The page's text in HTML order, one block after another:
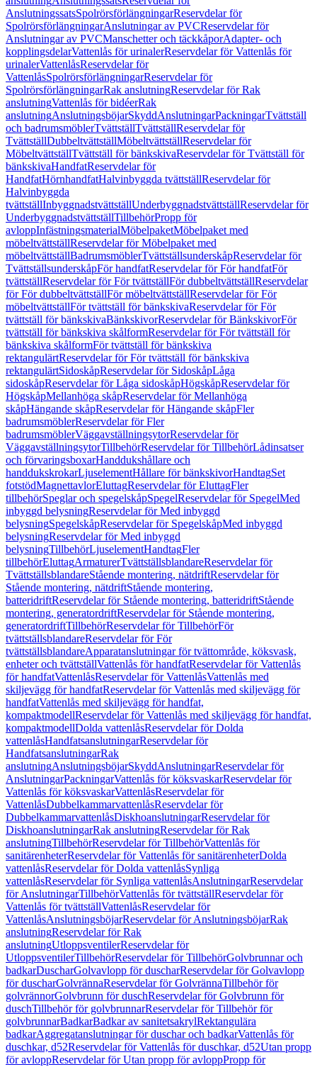
AnslutningssatsSpolrörsförlängningarReservdelar för
SpolrörsförlängningarAnslutningar av PVCReservdelar för
Anslutningar av PVCManschetter och täckkåporAdapter- och
kopplingsdelarVattenlås för urinalerReservdelar för Vattenlås för
urinalerVattenlåsReservdelar för
VattenlåsSpolrörsförlängningarReservdelar för
SpolrörsförlängningarRak anslutningReservdelar för Rak
anslutningVattenlås för bidéerRak
anslutningAnslutningsböjarSkyddAnslutningarPackningarTvättställ
och badrumsmöblerTvättställTvättställReservdelar för
TvättställDubbeltvättställMöbeltvättställReservdelar för
MöbeltvättställTvättställ för bänkskivaReservdelar för Tvättställ för
bänkskivaHandfatReservdelar för
HandfatHörnhandfatHalvinbyggda tvättställReservdelar för
Halvinbyggda
tvättställInbyggnadstvättställUnderbyggnadstvättställReservdelar för
UnderbyggnadstvättställTillbehörPropp för
avloppInfästningsmaterialMöbelpaketMöbelpaket med
möbeltvättställReservdelar för Möbelpaket med
möbeltvättställBadrumsmöblerTvättställsunderskåpReservdelar för
TvättställsunderskåpFör handfatReservdelar för För handfatFör
tvättställReservdelar för För tvättställFör dubbeltvättställReservdelar
för För dubbeltvättställFör möbeltvättställReservdelar för För
möbeltvättställFör tvättställ för bänkskivaReservdelar för För
tvättställ för bänkskivaBänkskivorReservdelar för BänkskivorFör
tvättställ för bänkskiva skålformReservdelar för För tvättställ för
bänkskiva skålformFör tvättställ för bänkskiva
rektangulärtReservdelar för För tvättställ för bänkskiva
rektangulärtSidoskåpReservdelar för SidoskåpLåga
sidoskåpReservdelar för Låga sidoskåpHögskåpReservdelar för
HögskåpMellanhöga skåpReservdelar för Mellanhöga
skåpHängande skåpReservdelar för Hängande skåpFler
badrumsmöblerReservdelar för Fler
badrumsmöblerVäggavställningsytorReservdelar för
VäggavställningsytorTillbehörReservdelar för TillbehörLådinsatser
och förvaringsboxarHanddukshållare och
handdukskrokarLjuselementHållare för bänkskivorHandtagSet
fotstödMagnettavlorEluttagReservdelar för EluttagFler
tillbehörSpeglar och spegelskåpSpegelReservdelar för SpegelMed
inbyggd belysningReservdelar för Med inbyggd
belysningSpegelskåpReservdelar för SpegelskåpMed inbyggd
belysningReservdelar för Med inbyggd
belysningTillbehörLjuselementHandtagFler
tillbehörEluttagArmaturerTvättställsblandareReservdelar för
TvättställsblandareStående montering, nätdriftReservdelar för
Stående montering, nätdriftStående montering,
batteridriftReservdelar för Stående montering, batteridriftStående
montering, generatordriftReservdelar för Stående montering,
generatordriftTillbehörReservdelar för TillbehörFör
tvättställsblandareReservdelar för För
tvättställsblandareApparatanslutningar för tvättområde, köksvask,
enheter och tvättställVattenlås för handfatReservdelar för Vattenlås
för handfatVattenlåsReservdelar för VattenlåsVattenlås med
skiljevägg för handfatReservdelar för Vattenlås med skiljevägg för
handfatVattenlås med skiljevägg för handfat,
kompaktmodellReservdelar för Vattenlås med skiljevägg för handfat,
kompaktmodellDolda vattenlåsReservdelar för Dolda
vattenlåsHandfatsanslutningarReservdelar för
HandfatsanslutningarRak
anslutningAnslutningsböjarSkyddAnslutningarReservdelar för
AnslutningarPackningarVattenlås för köksvaskarReservdelar för
Vattenlås för köksvaskarVattenlåsReservdelar för
VattenlåsDubbelkammarvattenlåsReservdelar för
DubbelkammarvattenlåsDiskhoanslutningarReservdelar för
DiskhoanslutningarRak anslutningReservdelar för Rak
anslutningTillbehörReservdelar för TillbehörVattenlås för
sanitärenheterReservdelar för Vattenlås för sanitärenheterDolda
vattenlåsReservdelar för Dolda vattenlåsSynliga
vattenlåsReservdelar för Synliga vattenlåsAnslutningarReservdelar
för AnslutningarTillbehörVattenlås för tvättställReservdelar för
Vattenlås för tvättställVattenlåsReservdelar för
VattenlåsAnslutningsböjarReservdelar för AnslutningsböjarRak
anslutningReservdelar för Rak
anslutningUtloppsventilerReservdelar för
UtloppsventilerTillbehörReservdelar för TillbehörGolvbrunnar och
badkarDuscharGolvavlopp för duscharReservdelar för Golvavlopp
för duscharGolvrännaReservdelar för GolvrännaTillbehör för
golvrännorGolvbrunn för duschReservdelar för Golvbrunn för
duschTillbehör för golvbrunnarReservdelar för Tillbehör för
golvbrunnarBadkarBadkar av sanitetsakrylRektangulära
badkarAggregatanslutningar för duschar och badkarVattenlås för
duschkar, d52Reservdelar för Vattenlås för duschkar, d52Utan propp
för avloppReservdelar för Utan propp för avloppPropp för